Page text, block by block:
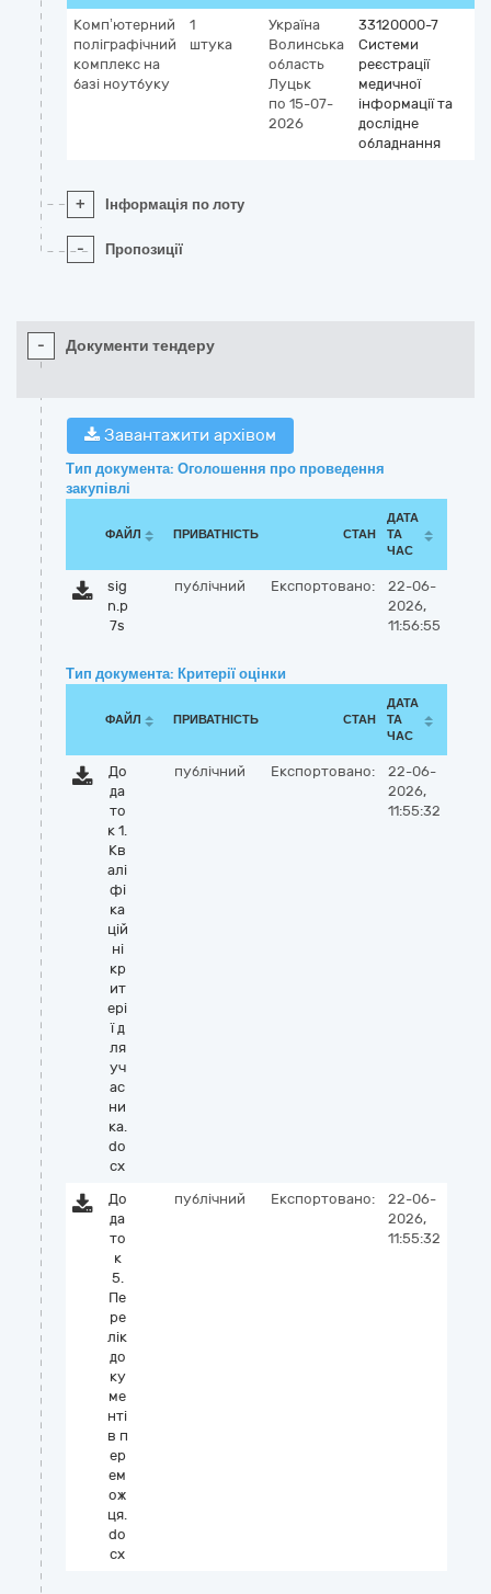
Комп’ютерний
поліграфічний
комплекс на
базі ноутбуку
1
штука
Україна
Волинська
область
Луцьк
по 15-07-
2026
33120000-7
Системи
реєстрації
медичної
інформації та
дослідне
обладнання
+ Інформація по лоту
- Пропозиції
- Документи тендеру
Завантажити архівом
Тип документа: Оголошення про проведення
закупівлі
ФАЙЛ ПРИВАТНІСТЬ СТАН
ДАТА
ТА
ЧАС
sig
n.p
7s
публічний Експортовано:
22-06-
2026,
11:56:55
Тип документа: Критерії оцінки
ФАЙЛ ПРИВАТНІСТЬ СТАН
ДАТА
ТА
ЧАС
До
да
то
к 1.
Кв
алі
фі
ка
цій
ні
кр
ит
ері
ї д
ля
уч
ас
ни
ка.
do
cx
публічний Експортовано:
22-06-
2026,
11:55:32
До
да
то
к
5.
Пе
ре
лік
до
ку
ме
нті
в п
ер
ем
ож
ця.
do
cx
публічний Експортовано:
22-06-
2026,
11:55:32